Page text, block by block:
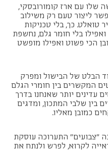
שלו עם ארז קומורובסקי,
ליצור טעם רק משילוב
טואלט. כך, בלי טכניקות
בלי חומר גלם, נחשפת
הכי פשוט ואפילו מופשט
הבלט של הבישול ומפרק
המקשרים בין חומרי הגלם
עדינים יותר שאנחנו בדרך
בין שלבי המתכון, ומדגים
כמובן מאליו.
"צבועים" התערוכה עוסקת
לקרוא, לפרש ולנתח את